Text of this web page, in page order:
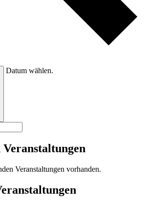
Datum wählen.
Veranstaltungen vorhanden.